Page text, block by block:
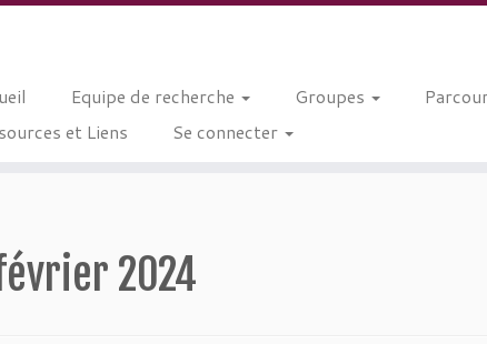
Equipe de recherche Groupes
et Liens
Se connecter
2024